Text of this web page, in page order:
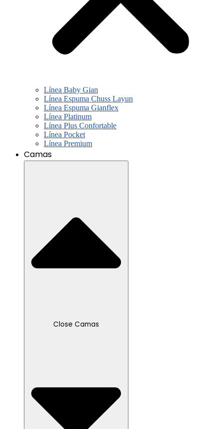
Línea Baby Gian
Línea Espuma Chuss Layun
Línea Espuma Gianflex
Línea Platinum
Línea Plus Confortable
Línea Pocket
Línea Premium
Camas
Close Camas